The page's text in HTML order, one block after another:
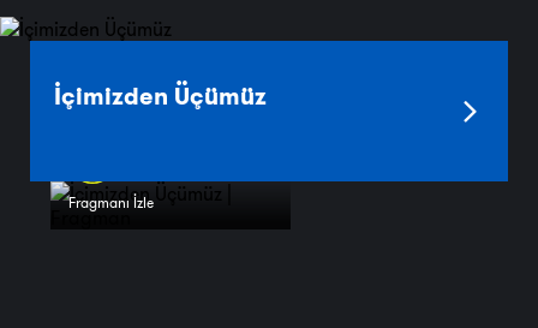
İçimizden Üçümüz
Fragmanı İzle